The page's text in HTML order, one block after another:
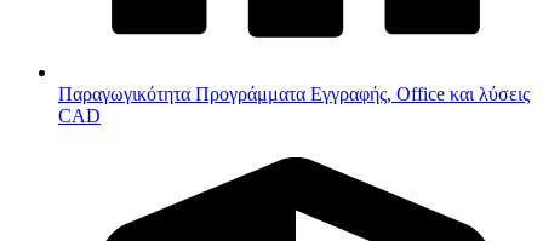
Παραγωγικότητα Προγράμματα Εγγραφής, Office και λύσεις
CAD